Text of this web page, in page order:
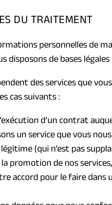
DU TRAITEMENT
personnelles de
disposons de bases
des services que
cas suivants :
d’un contrat
un service que vous
(qui n’est pas
promotion de nos
accord pour le faire